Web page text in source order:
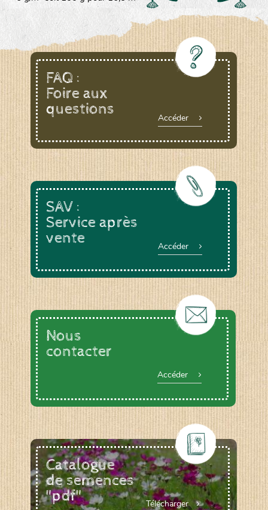
FAQ :
Foire aux
questions
Accéder
SAV :
Service après
vente
Accéder
Nous
contacter
Accéder
Catalogue
de semences
"pdf"
Télécharger